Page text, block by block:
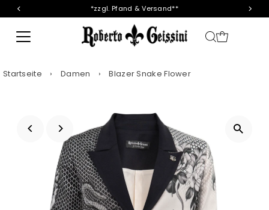
Direkt zum Inhalt
*zzgl. Pfand & Versand**
Startseite › Damen › Blazer Snake Flower